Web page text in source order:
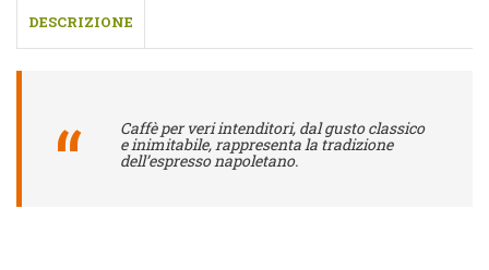
DESCRIZIONE
Caffè per veri intenditori, dal gusto classico
e inimitabile, rappresenta la tradizione
dell’espresso napoletano.